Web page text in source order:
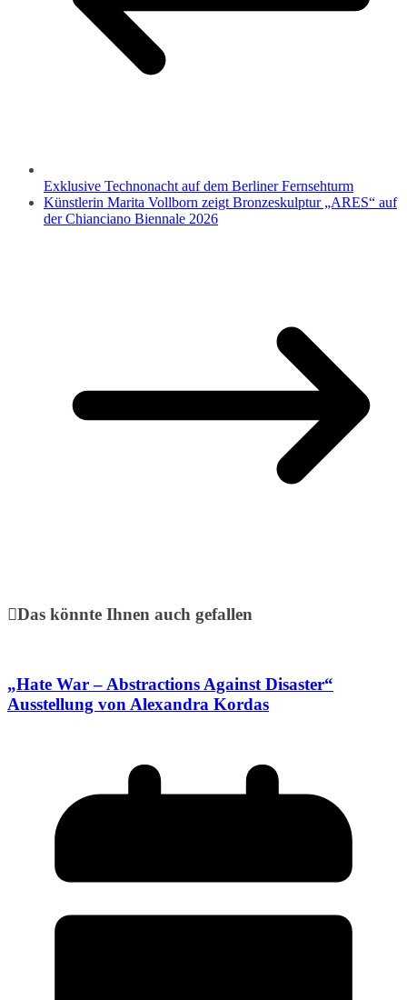
Exklusive Technonacht auf dem Berliner Fernsehturm
Künstlerin Marita Vollborn zeigt Bronzeskulptur „ARES“ auf
der Chianciano Biennale 2026
Das könnte Ihnen auch gefallen
„Hate War – Abstractions Against Disaster“
Ausstellung von Alexandra Kordas